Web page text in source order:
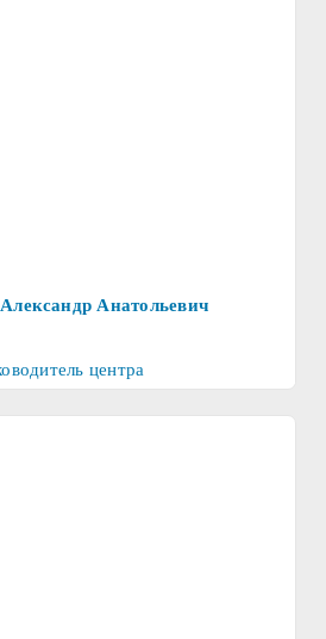
Анатольевич
центра